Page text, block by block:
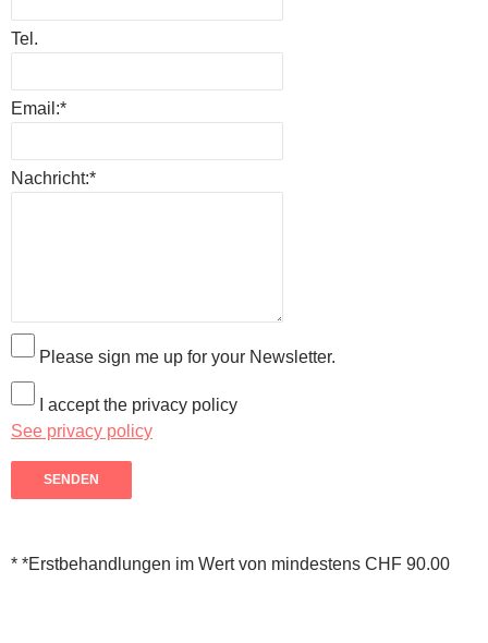
Tel.
Email:*
Nachricht:*
Please sign me up for your Newsletter.
I accept the privacy policy
See privacy policy
* *Erstbehandlungen im Wert von mindestens CHF 90.00